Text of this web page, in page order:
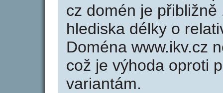
cz domén je
hlediska délky o
Doména www.ikv.cz
což je výhoda oproti
variantám.